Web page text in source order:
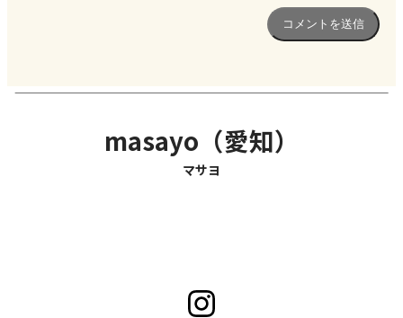
masayo（愛知）
マサヨ